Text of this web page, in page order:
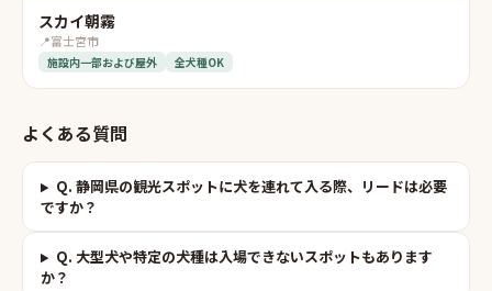
スカイ朝霧
📍富士宮市
施設内一部および屋外 全犬種OK
よくある質問
Q. 静岡県の観光スポットに犬を連れて入る際、リードは必要
ですか？
Q. 大型犬や特定の犬種は入場できないスポットもあります
か？